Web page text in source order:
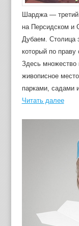
Шарджа —
на Персидском и
Дубаем. Столица
который по праву
Здесь множество
живописное
парками, садами
Читать далее